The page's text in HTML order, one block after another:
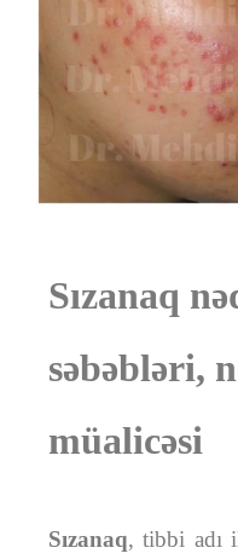
Sızanaq
səbəbləri,
müalicəsi
Sızanaq, tibbi adı